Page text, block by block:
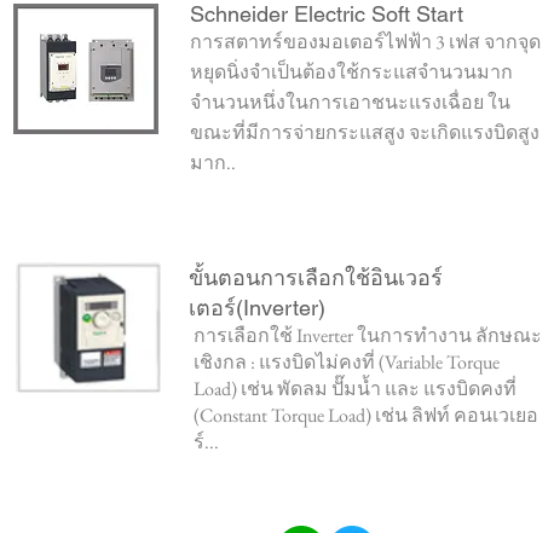
Schneider Electric Soft Start
การสตาทร์ของมอเตอร์ไฟฟ้า 3 เฟส จากจุด
หยุดนิ่งจำเป็นต้องใช้กระแสจำนวนมาก
จำนวนหนึ่งในการเอาชนะแรงเฉื่อย ใน
ขณะที่มีการจ่ายกระแสสูง จะเกิดแรงบิดสูง
มาก..
ขั้นตอนการเลือกใช้อินเวอร์
เตอร์(Inverter)
การเลือกใช้ Inverter ในการทำงาน ลักษณะ
เชิงกล : แรงบิดไม่คงที่ (Variable Torque
Load) เช่น พัดลม ปั๊มน้ำ และ แรงบิดคงที่
(Constant Torque Load) เช่น ลิฟท์ คอนเวเยอ
ร์...